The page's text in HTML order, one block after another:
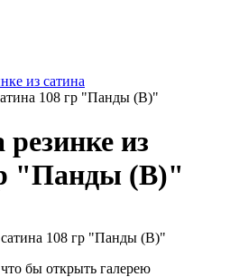
из сатина
108 гр "Панды (В)"
из
"Панды (В)"
бы открыть галерею